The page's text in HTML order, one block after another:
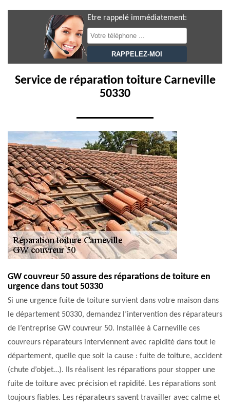
Etre rappelé immédiatement:
Service de réparation toiture Carneville
50330
GW couvreur 50 assure des réparations de toiture en
urgence dans tout 50330
Si une urgence fuite de toiture survient dans votre maison dans
le département 50330, demandez l’intervention des réparateurs
de l’entreprise GW couvreur 50. Installée à Carneville ces
couvreurs réparateurs interviennent avec rapidité dans tout le
département, quelle que soit la cause : fuite de toiture, accident
(chute d’objet…). Ils réalisent les réparations pour stopper une
fuite de toiture avec précision et rapidité. Les réparations sont
toujours fiables. Les réparateurs savent travailler avec calme et